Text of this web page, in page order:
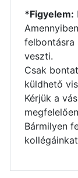
*Figyelem:
felbontásra
veszti.
Csak
küldhető
Kérjük a
Bármilyen